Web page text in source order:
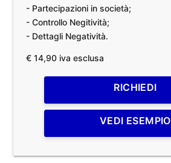
- Partecipazioni in società;
- Controllo Negitività;
- Dettagli Negatività.
€ 14,90 iva esclusa
RICHIEDI
VEDI ESEMPIO